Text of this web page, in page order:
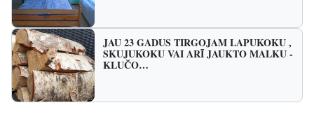
JAU 23 GADUS TIRGOJAM LAPUKOKU ,
SKUJUKOKU VAI ARĪ JAUKTO MALKU -
KLUČO…